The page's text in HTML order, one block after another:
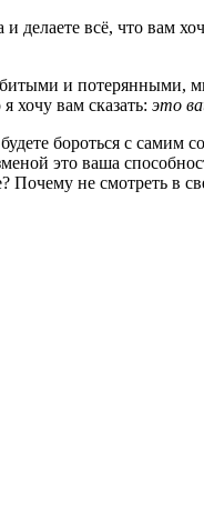
делаете всё, что вам
и потерянными,
хочу вам сказать: это
бороться с самим
это ваша
не смотреть в